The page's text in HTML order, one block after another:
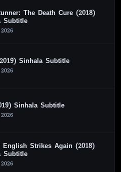
The Death Cure (2018)
Subtitle
Sinhala Subtitle
Sinhala Subtitle
English Strikes Again (2018)
Subtitle